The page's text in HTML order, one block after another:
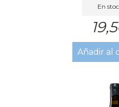
En
Añadir al